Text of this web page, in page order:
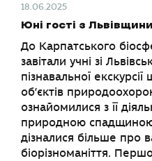
18.06.2025
Юні гості з Львівщини
До Карпатського
завітали учні зі
пізнавальної
об’єктів
ознайомилися з її
природною
дізналися більше про
біорізноманіття.